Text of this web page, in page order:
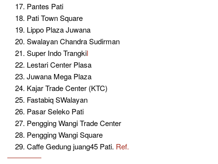
Pantes Pati
Pati Town Square
Lippo Plaza Juwana
Swalayan Chandra Sudirman
Super Indo Trangkil
Lestari Center Plasa
Juwana Mega Plaza
Kajar Trade Center (KTC)
Fastabiq SWalayan
Pasar Seleko Pati
Pengging Wangi Trade Center
Pengging Wangi Square
Caffe Gedung juang45 Pati. Ref.